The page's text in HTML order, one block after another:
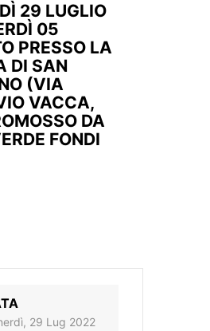
29 LUGLIO
05
PRESSO LA
DI SAN
(VIA
VACCA,
DA
FONDI
29 Lug 2022